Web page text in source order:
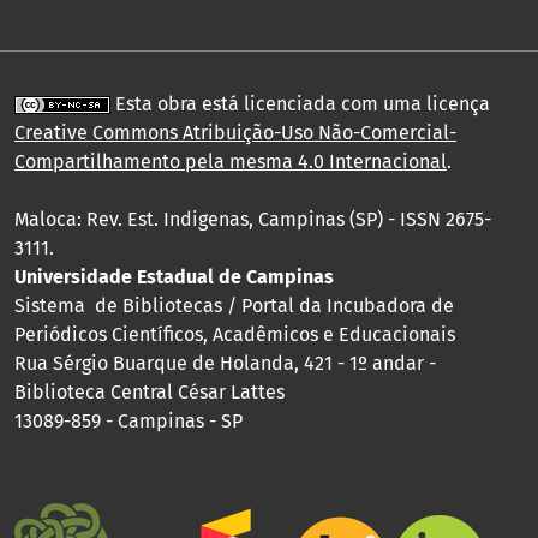
Esta obra está licenciada com uma licença
Creative Commons Atribuição-Uso Não-Comercial-
Compartilhamento pela mesma 4.0 Internacional.
Maloca: Rev. Est. Indigenas, Campinas (SP) - ISSN 2675-
3111.
Universidade Estadual de Campinas
Sistema de Bibliotecas / Portal da Incubadora de
Periódicos Científicos, Acadêmicos e Educacionais
Rua Sérgio Buarque de Holanda, 421 - 1º andar -
Biblioteca Central César Lattes
13089-859 - Campinas - SP